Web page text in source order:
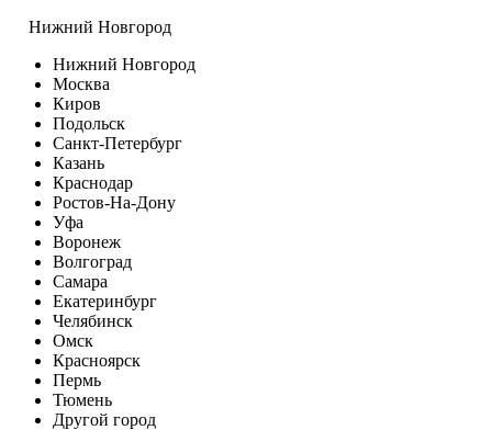
Нижний Новгород
Нижний Новгород
Москва
Киров
Подольск
Санкт-Петербург
Казань
Краснодар
Ростов-На-Дону
Уфа
Воронеж
Волгоград
Самара
Екатеринбург
Челябинск
Омск
Красноярск
Пермь
Тюмень
Другой город